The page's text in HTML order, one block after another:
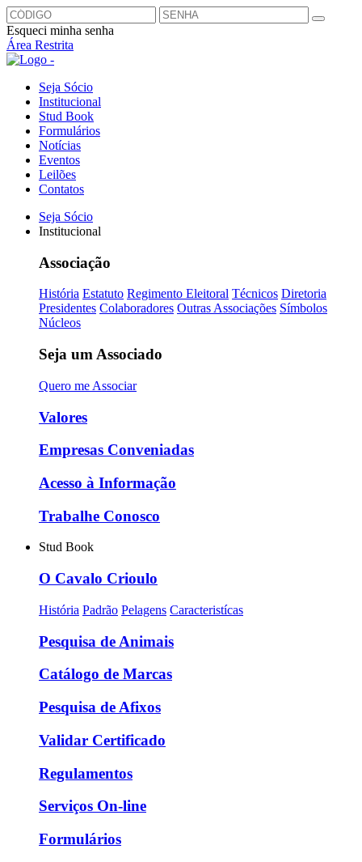
Esqueci minha senha
Área Restrita
Seja Sócio
Institucional
Stud Book
Formulários
Notícias
Eventos
Leilões
Contatos
Seja Sócio
Institucional
Associação
História Estatuto Regimento Eleitoral Técnicos Diretoria
Presidentes Colaboradores Outras Associações Símbolos
Núcleos
Seja um Associado
Quero me Associar
Valores
Empresas Conveniadas
Acesso à Informação
Trabalhe Conosco
Stud Book
O Cavalo Crioulo
História Padrão Pelagens Caracteristícas
Pesquisa de Animais
Catálogo de Marcas
Pesquisa de Afixos
Validar Certificado
Regulamentos
Serviços On-line
Formulários